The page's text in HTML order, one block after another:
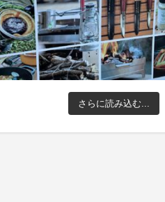
さらに読み込む...